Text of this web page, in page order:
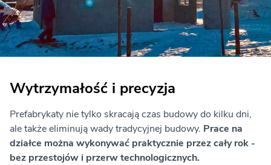
Wytrzymałość i precyzja
Prefabrykaty nie tylko skracają czas budowy do kilku dni,
ale także eliminują wady tradycyjnej budowy. Prace na
działce można wykonywać praktycznie przez cały rok -
bez przestojów i przerw technologicznych.